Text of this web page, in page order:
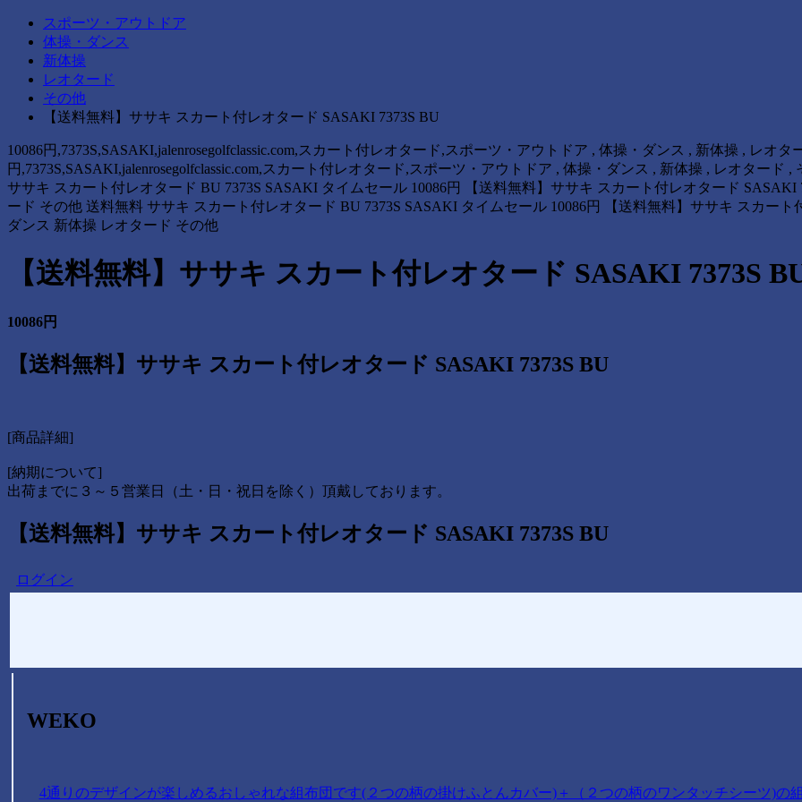
スポーツ・アウトドア
体操・ダンス
新体操
レオタード
その他
【送料無料】ササキ スカート付レオタード SASAKI 7373S BU
10086円,7373S,SASAKI,jalenrosegolfclassic.com,スカート付レオタード,スポーツ・アウトドア , 体操・ダンス , 新体操 , レオ
円,7373S,SASAKI,jalenrosegolfclassic.com,スカート付レオタード,スポーツ・アウトドア , 体操・ダンス , 新体操 , レオタード
ササキ スカート付レオタード BU 7373S SASAKI タイムセール 10086円 【送料無料】ササキ スカート付レオタード
ード その他 送料無料 ササキ スカート付レオタード BU 7373S SASAKI タイムセール 10086円 【送料無料】ササキ スカー
ダンス 新体操 レオタード その他
【送料無料】ササキ スカート付レオタード SASAKI 7373S
10086円
【送料無料】ササキ スカート付レオタード SASAKI 7373S BU
[商品詳細]
[納期について]
出荷までに３～５営業日（土・日・祝日を除く）頂戴しております。
【送料無料】ササキ スカート付レオタード SASAKI 7373S BU
ログイン
WEKO
4通りのデザインが楽しめるおしゃれな組布団です(２つの柄の掛けふとんカバー)＋（２つの柄のワンタッチシーツ)の